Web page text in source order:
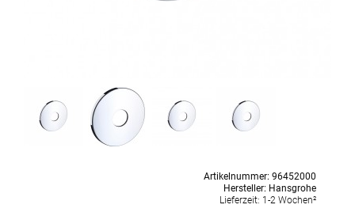
Artikelnummer: 96452000
Hersteller: Hansgrohe
Lieferzeit: 1-2 Wochen²